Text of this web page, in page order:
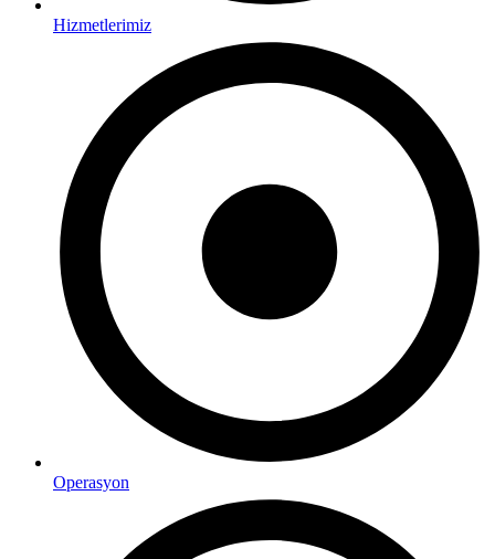
Hizmetlerimiz
Operasyon